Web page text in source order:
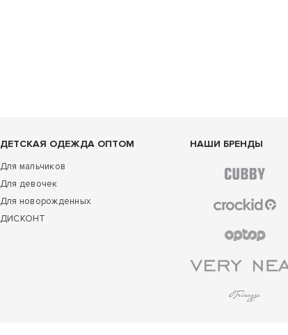
ДЕТСКАЯ ОДЕЖДА ОПТОМ
Для мальчиков
Для девочек
Для новорожденных
ДИСКОНТ
НАШИ БРЕНДЫ